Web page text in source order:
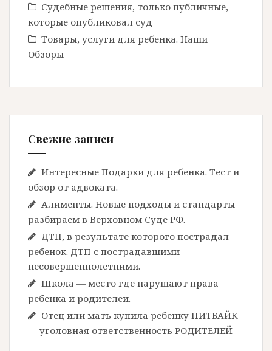
Судебные решения, только публичные,
которые опубликовал суд
Товары, услуги для ребенка. Наши
Обзоры
Свежие записи
Интересные Подарки для ребенка. Тест и
обзор от адвоката.
Алименты. Новые подходы и стандарты
разбираем в Верховном Суде РФ.
ДТП, в результате которого пострадал
ребенок. ДТП с пострадавшими
несовершеннолетними.
Школа — место где нарушают права
ребенка и родителей.
Отец или мать купила ребенку ПИТБАЙК
— уголовная ответственность РОДИТЕЛЕЙ